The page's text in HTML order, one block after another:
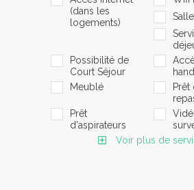
(dans les
logements)
Possibilité de
Court Séjour
Meublé
Prêt
Prêt
d'aspirateurs
Voir plus de